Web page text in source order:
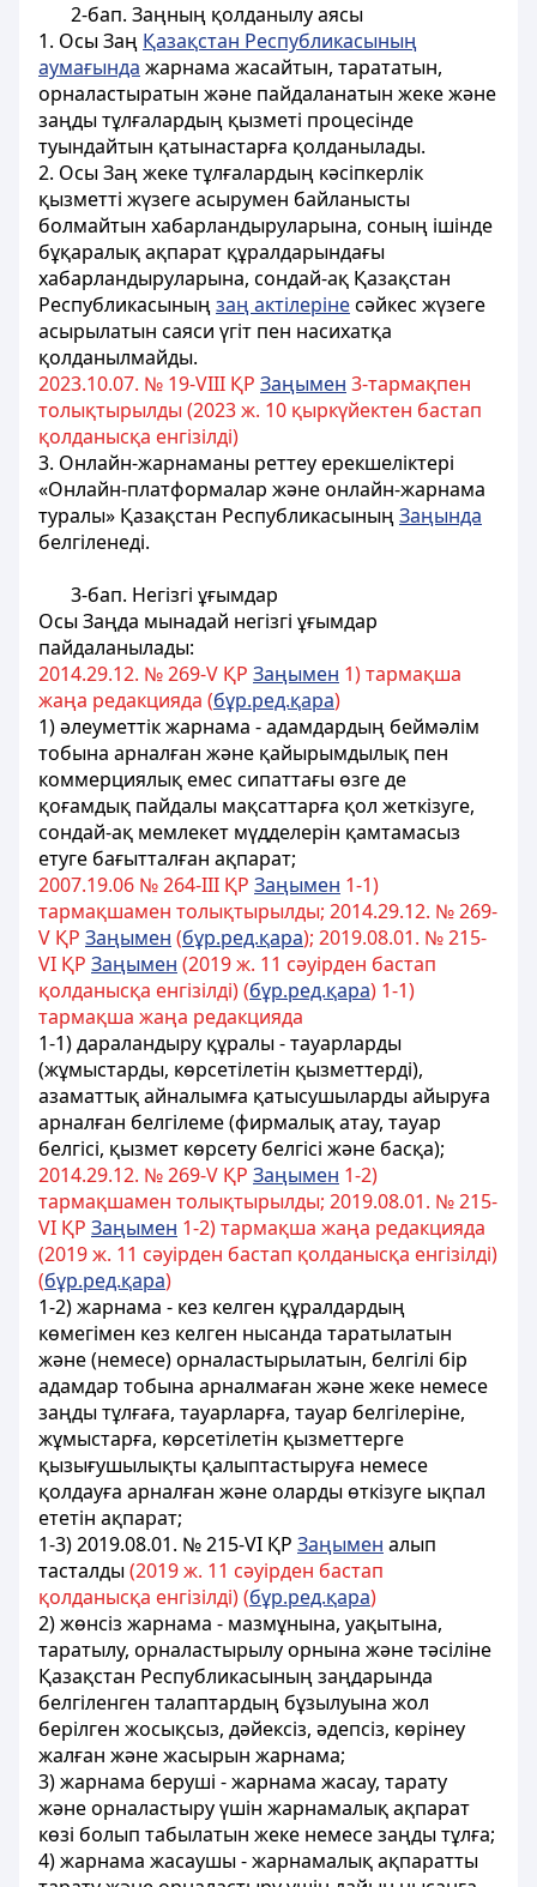
2-бап. Заңның қолданылу аясы
1. Осы Заң Қазақстан Республикасының
аумағында жарнама жасайтын, тарататын,
орналастыратын және пайдаланатын жеке және
заңды тұлғалардың қызметi процесiнде
туындайтын қатынастарға қолданылады.
2. Осы Заң жеке тұлғалардың кәсіпкерлік
қызметті жүзеге асырумен байланысты
болмайтын хабарландыруларына, соның iшiнде
бұқаралық ақпарат құралдарындағы
хабарландыруларына, сондай-ақ Қазақстан
Республикасыныңзаң актілерінесәйкес жүзеге
асырылатын саяси үгiт пен насихатқа
қолданылмайды.
2023.10.07. № 19-VIІІ ҚР Заңымен 3-тармақпен
толықтырылды (2023 ж. 10 қыркүйектен бастап
қолданысқа енгізілді)
3. Онлайн-жарнаманы реттеу ерекшеліктері
«Онлайн-платформалар және онлайн-жарнама
туралы» Қазақстан РеспубликасыныңЗаңында
белгіленеді.
3-бап. Негiзгi ұғымдар
Осы Заңда мынадай негiзгi ұғымдар
пайдаланылады:
2014.29.12. № 269-V ҚР Заңымен 1) тармақша
жаңа редакцияда (бұр.ред.қара)
1) әлеуметтік жарнама - адамдардың беймәлім
тобына арналған және қайырымдылық пен
коммерциялық емес сипаттағы өзге де
қоғамдық пайдалы мақсаттарға қол жеткізуге,
сондай-ақ мемлекет мүдделерін қамтамасыз
етуге бағытталған ақпарат;
2007.19.06 № 264-III ҚР Заңымен 1-1)
тармақшамен толықтырылды; 2014.29.12. № 269-
V ҚР Заңымен (бұр.ред.қара); 2019.08.01. № 215-
VІ ҚР Заңымен (2019 ж. 11 сәуірден бастап
қолданысқа енгізілді) (бұр.ред.қара) 1-1)
тармақша жаңа редакцияда
1-1) дараландыру құралы - тауарларды
(жұмыстарды, көрсетілетін қызметтерді),
азаматтық айналымға қатысушыларды айыруға
арналған белгілеме (фирмалық атау, тауар
белгісі, қызмет көрсету белгісі және басқа);
2014.29.12. № 269-V ҚР Заңымен 1-2)
тармақшамен толықтырылды; 2019.08.01. № 215-
VІ ҚР Заңымен 1-2) тармақша жаңа редакцияда
(2019 ж. 11 сәуірден бастап қолданысқа енгізілді)
(бұр.ред.қара)
1-2) жарнама - кез келген құралдардың
көмегiмен кез келген нысанда таратылатын
және (немесе) орналастырылатын, белгілі бір
адамдар тобына арналмаған және жеке немесе
заңды тұлғаға, тауарларға, тауар белгiлерiне,
жұмыстарға, көрсетiлетiн қызметтерге
қызығушылықты қалыптастыруға немесе
қолдауға арналған және оларды өткiзуге ықпал
ететін ақпарат;
1-3) 2019.08.01. № 215-VІ ҚР Заңымен алып
тасталды(2019 ж. 11 сәуірден бастап
қолданысқа енгізілді) (бұр.ред.қара)
2) жөнсiз жарнама - мазмұнына, уақытына,
таратылу, орналастырылу орнына және тәсiлiне
Қазақстан Республикасының заңдарында
белгiленген талаптардың бұзылуына жол
берiлген жосықсыз, дәйексiз, әдепсiз, көрiнеу
жалған және жасырын жарнама;
3) жарнама берушi - жарнама жасау, тарату
және орналастыру үшiн жарнамалық ақпарат
көзi болып табылатын жеке немесе заңды тұлға;
4) жарнама жасаушы - жарнамалық ақпаратты